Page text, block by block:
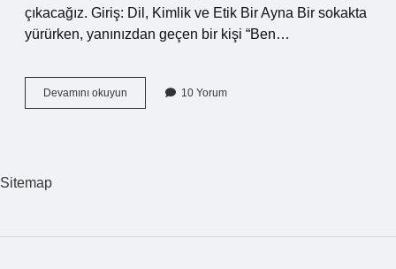
çıkacağız. Giriş: Dil, Kimlik ve Etik Bir Ayna Bir sokakta
yürürken, yanınızdan geçen bir kişi “Ben…
Devamını okuyun Hemşeri
kelimesi
10 Yorum
Sitemap